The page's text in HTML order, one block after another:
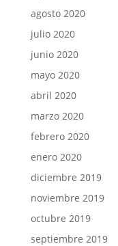
agosto 2020
julio 2020
junio 2020
mayo 2020
abril 2020
marzo 2020
febrero 2020
enero 2020
diciembre 2019
noviembre 2019
octubre 2019
septiembre 2019